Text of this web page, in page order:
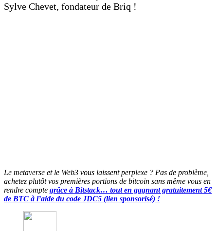
Sylve Chevet, fondateur de Briq !
Le metaverse et le Web3 vous laissent perplexe ? Pas de problème,
achetez plutôt vos premières portions de bitcoin sans même vous en
rendre compte grâce à Bitstack… tout en gagnant gratuitement 5€
de BTC à l’aide du code JDC5 (lien sponsorisé) !